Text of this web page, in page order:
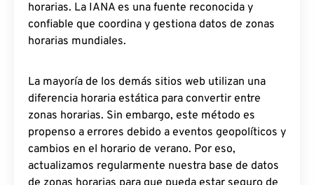
horarias. La IANA es una fuente reconocida y
confiable que coordina y gestiona datos de zonas
horarias mundiales.
La mayoría de los demás sitios web utilizan una
diferencia horaria estática para convertir entre
zonas horarias. Sin embargo, este método es
propenso a errores debido a eventos geopolíticos y
cambios en el horario de verano. Por eso,
actualizamos regularmente nuestra base de datos